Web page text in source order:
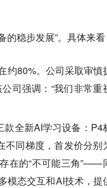
稳步发展”。具体来看
约80%。公司采取审慎
司强调：“我们非常重
全新AI学习设备：P4
同梯度，首发价分别
在的“不可能三角”——
模态交互和AI技术，提